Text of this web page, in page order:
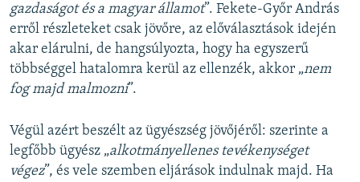
gazdaságot és a magyar államot”. Fekete-Győr András
erről részleteket csak jövőre, az előválasztások idején
akar elárulni, de hangsúlyozta, hogy ha egyszerű
többséggel hatalomra kerül az ellenzék, akkor „nem
fog majd malmozni”.
Végül azért beszélt az ügyészség jövőjéről: szerinte a
legfőbb ügyész „alkotmányellenes tevékenységet
végez”, és vele szemben eljárások indulnak majd. Ha